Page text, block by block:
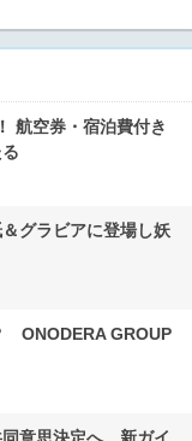
航空券・宿泊費付き
グラビアに登場し妖
ONODERA GROUP
同意思決定へ 新ガイ